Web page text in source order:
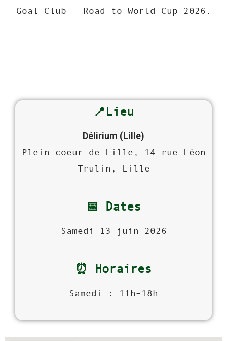
Goal Club – Road to World Cup 2026.
📍Lieu
Délirium (Lille)
Plein coeur de Lille, 14 rue Léon
Trulin, Lille
📅 Dates
Samedi 13 juin 2026
⏰ Horaires
Samedi : 11h–18h